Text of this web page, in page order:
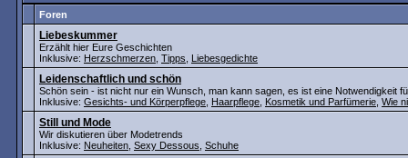
Foren
Liebeskummer
Erzählt hier Eure Geschichten
Inklusive: Herzschmerzen Tipps Liebesgedichte
Leidenschaftlich und schön
Schön sein - ist nicht nur ein Wunsch, man kann sagen, es ist eine Notwendigkeit
Inklusive: Gesichts- und Körperpflege Haarpflege Kosmetik und Parfümerie Wie
Still und Mode
Wir diskutieren über Modetrends
Inklusive: Neuheiten Sexy Dessous Schuhe